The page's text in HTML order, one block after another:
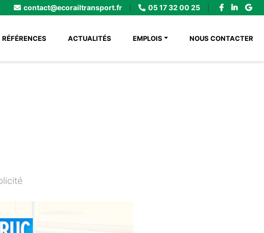
contact@ecorailtransport.fr 05 17 32 00 25
RÉFÉRENCES(CURRENT)ACTUALITÉS EMPLOIS NOUS CONTACTER